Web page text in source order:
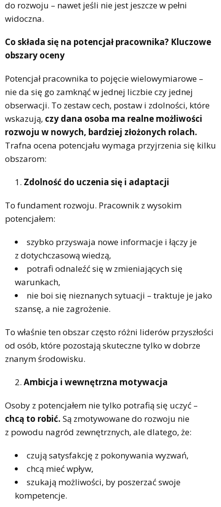
do rozwoju – nawet jeśli nie jest jeszcze w pełni
widoczna.
Co składa się na potencjał pracownika? Kluczowe
obszary oceny
Potencjał pracownika to pojęcie wielowymiarowe –
nie da się go zamknąć w jednej liczbie czy jednej
obserwacji. To zestaw cech, postaw i zdolności, które
wskazują, czy dana osoba ma realne możliwości
rozwoju w nowych, bardziej złożonych rolach.
Trafna ocena potencjału wymaga przyjrzenia się kilku
obszarom:
Zdolność do uczenia się i adaptacji
To fundament rozwoju. Pracownik z wysokim
potencjałem:
szybko przyswaja nowe informacje i łączy je
z dotychczasową wiedzą,
potrafi odnaleźć się w zmieniających się
warunkach,
nie boi się nieznanych sytuacji – traktuje je jako
szansę, a nie zagrożenie.
To właśnie ten obszar często różni liderów przyszłości
od osób, które pozostają skuteczne tylko w dobrze
znanym środowisku.
Ambicja i wewnętrzna motywacja
Osoby z potencjałem nie tylko potrafią się uczyć –
chcą to robić. Są zmotywowane do rozwoju nie
z powodu nagród zewnętrznych, ale dlatego, że:
czują satysfakcję z pokonywania wyzwań,
chcą mieć wpływ,
szukają możliwości, by poszerzać swoje
kompetencje.